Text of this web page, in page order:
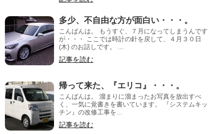
多少、不自由な方が面白い・・・。
こんばんは。 もうすぐ、７月になってしまうんです
が・・・ ここでは時計の針を戻して、４月３０日
(木) のお話しです。 ...
記事を読む
帰って来た、『エリコ』・・・。
こんばんは。 溜まりに溜まったお写真を放出すべ
く、一気に覚書きを書いています。 『システムキッ
チン』の改修工事を...
記事を読む